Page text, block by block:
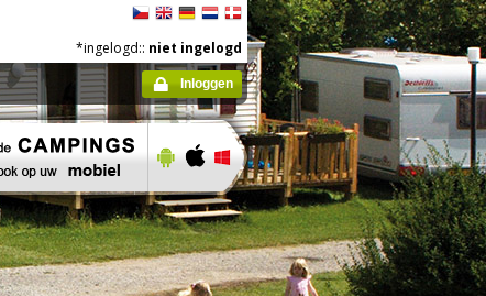
*ingelogd:: niet ingelogd
Inloggen